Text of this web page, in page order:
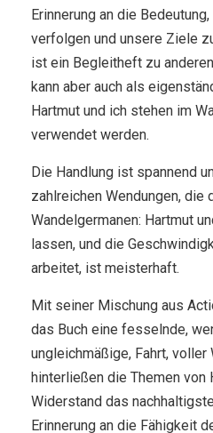
Erinnerung an die
verfolgen und unsere Ziele
ist ein Begleitheft zu
kann aber auch als
Hartmut und ich stehen im
verwendet werden.
Die Handlung ist spannend
zahlreichen Wendungen, die
Wandelgermanen: Hartmut
lassen, und die
arbeitet, ist meisterhaft.
Mit seiner Mischung aus
das Buch eine fesselnde,
ungleichmäßige, Fahrt, voller
hinterließen die Themen von
Widerstand das
Erinnerung an die Fähigkeit